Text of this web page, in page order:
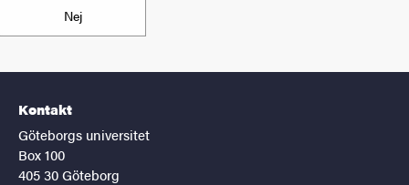
Nej
Kontakt
Göteborgs universitet
Box 100
405 30 Göteborg